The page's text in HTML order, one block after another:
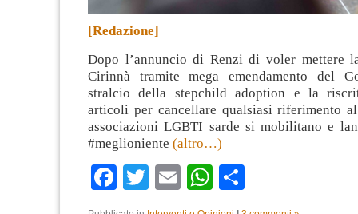
[Redazione]
Dopo l’annuncio di Renzi di voler mettere
Cirinnà tramite mega emendamento del
stralcio della stepchild adoption e la
articoli per cancellare qualsiasi riferimento
associazioni LGBTI sarde si mobilitano e
#meglioniente (altro…)
Facebook
TwitterEmailWhatsApp